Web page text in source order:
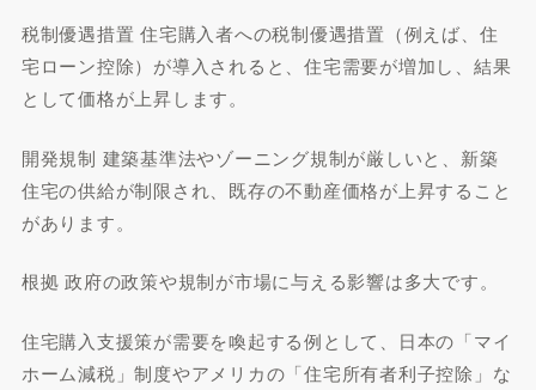
税制優遇措置 住宅購入者への税制優遇措置（例えば、住
宅ローン控除）が導入されると、住宅需要が増加し、結果
として価格が上昇します。
開発規制 建築基準法やゾーニング規制が厳しいと、新築
住宅の供給が制限され、既存の不動産価格が上昇すること
があります。
根拠 政府の政策や規制が市場に与える影響は多大です。
住宅購入支援策が需要を喚起する例として、日本の「マイ
ホーム減税」制度やアメリカの「住宅所有者利子控除」な